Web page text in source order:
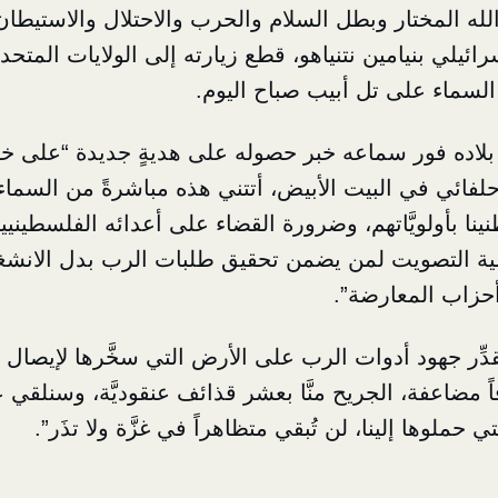
المختار وبطل السلام والحرب والاحتلال
بنيامين نتنياهو، قطع زيارته إلى الولايات
على تل أبيب صباح اليوم.
بلاده فور سماعه خبر حصوله على هديةٍ جديدة “على
في البيت الأبيض، أتتني هذه مباشرةً من
بأولويَّاتهم، وضرورة القضاء على أعدائه
التصويت لمن يضمن تحقيق طلبات الرب بدل
المعارضة”.
جهود أدوات الرب على الأرض التي سخَّرها لإيصال
مضاعفة، الجريح منَّا بعشر قذائف عنقوديَّة، وسنلقي
حملوها إلينا، لن تُبقي متظاهراً في غزَّة ولا تذَر”.